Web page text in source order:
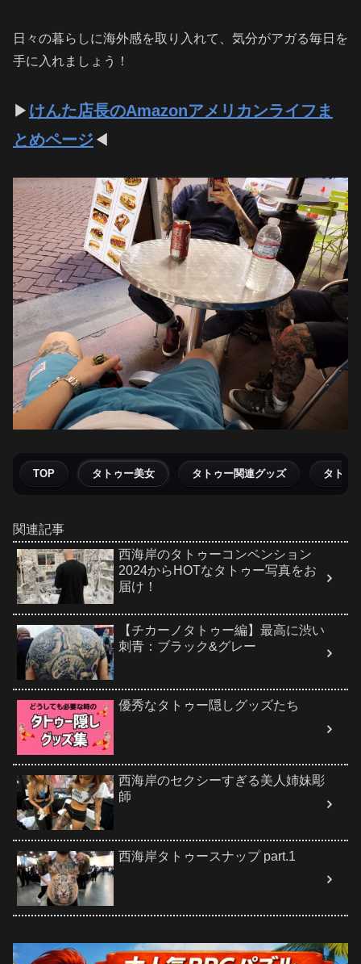
日々の暮らしに海外感を取り入れて、気分がアガる毎日を
手に入れましょう！
▶ けんた店長のAmazonアメリカンライフま
とめページ◀
TOP タトゥー美女 タトゥー関連グッズ タトゥ
関連記事
西海岸のタトゥーコンベンション
2024からHOTなタトゥー写真をお
届け！
【チカーノタトゥー編】最高に渋い
刺青：ブラック&グレー
優秀なタトゥー隠しグッズたち
西海岸のセクシーすぎる美人姉妹彫
師
西海岸タトゥースナップ part.1